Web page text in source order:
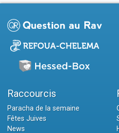
Raccourcis
Paracha de la semaine
Fêtes Juives
News